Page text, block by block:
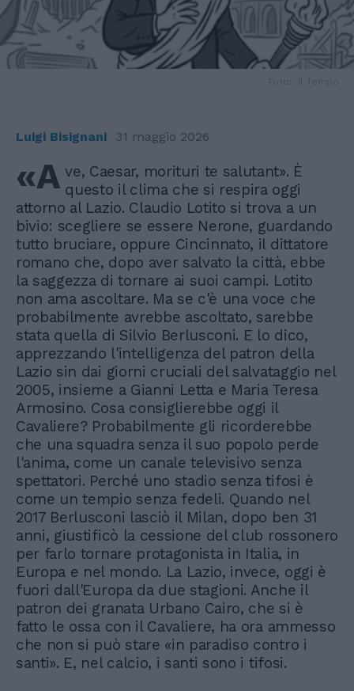
Luigi Bisignani 31 maggio 2026
«A ve, Caesar, morituri te salutant». È
questo il clima che si respira oggi
attorno al Lazio. Claudio Lotito si trova a un
bivio: scegliere se essere Nerone, guardando
tutto bruciare, oppure Cincinnato, il dittatore
romano che, dopo aver salvato la città, ebbe
la saggezza di tornare ai suoi campi. Lotito
non ama ascoltare. Ma se c'è una voce che
probabilmente avrebbe ascoltato, sarebbe
stata quella di Silvio Berlusconi. E lo dico,
apprezzando l'intelligenza del patron della
Lazio sin dai giorni cruciali del salvataggio nel
2005, insieme a Gianni Letta e Maria Teresa
Armosino. Cosa consiglierebbe oggi il
Cavaliere? Probabilmente gli ricorderebbe
che una squadra senza il suo popolo perde
l'anima, come un canale televisivo senza
spettatori. Perché uno stadio senza tifosi è
come un tempio senza fedeli. Quando nel
2017 Berlusconi lasciò il Milan, dopo ben 31
anni, giustificò la cessione del club rossonero
per farlo tornare protagonista in Italia, in
Europa e nel mondo. La Lazio, invece, oggi è
fuori dall'Europa da due stagioni. Anche il
patron dei granata Urbano Cairo, che si è
fatto le ossa con il Cavaliere, ha ora ammesso
che non si può stare «in paradiso contro i
santi». E, nel calcio, i santi sono i tifosi.